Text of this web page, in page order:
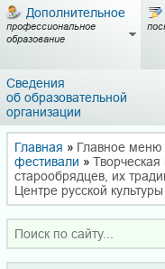
Дополнительное
профессиональное
образование
Сведения
об образовательной
организации
Главная » Главное меню
фестивали » Творческая
старообрядцев, их
Центре русской культуры